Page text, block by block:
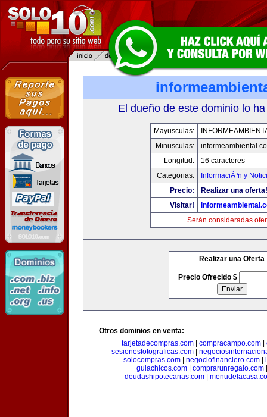
El dueño de este dominio lo
Mayusculas:
Minusculas:
Longitud:
16 caracteres
Categorias:
InformaciÃ³n y
Precio:
Realizar una oferta!
Visitar!
Serán consideradas
Realizar una Oferta
Precio Ofrecido $
Otros dominios en venta:
tarjetadecompras.com
compracampo.com
sesionesfotograficas.com
solocompras.com| negociofinanciero.com|
guiachicos.com
comprarunregalo.com
deudashipotecarias.com|